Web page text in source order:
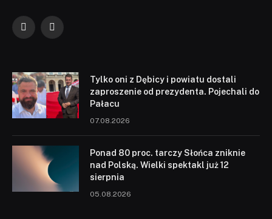
FacebookYouTube
Tylko oni z Dębicy i powiatu dostali
zaproszenie od prezydenta. Pojechali do
Pałacu
07.08.2026
Ponad 80 proc. tarczy Słońca zniknie
nad Polską. Wielki spektakl już 12
sierpnia
05.08.2026